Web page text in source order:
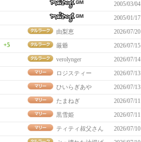
2005/03/04
2005/01/17
由梨恵 2026/07/20
+5 厳爺 2026/07/15
verolynger 2026/07/14
ロジスティー 2026/07/13
ひいらぎあや 2026/07/13
たまねぎ 2026/07/11
黒雪姫 2026/07/11
ティティ叔父さん 2026/07/10